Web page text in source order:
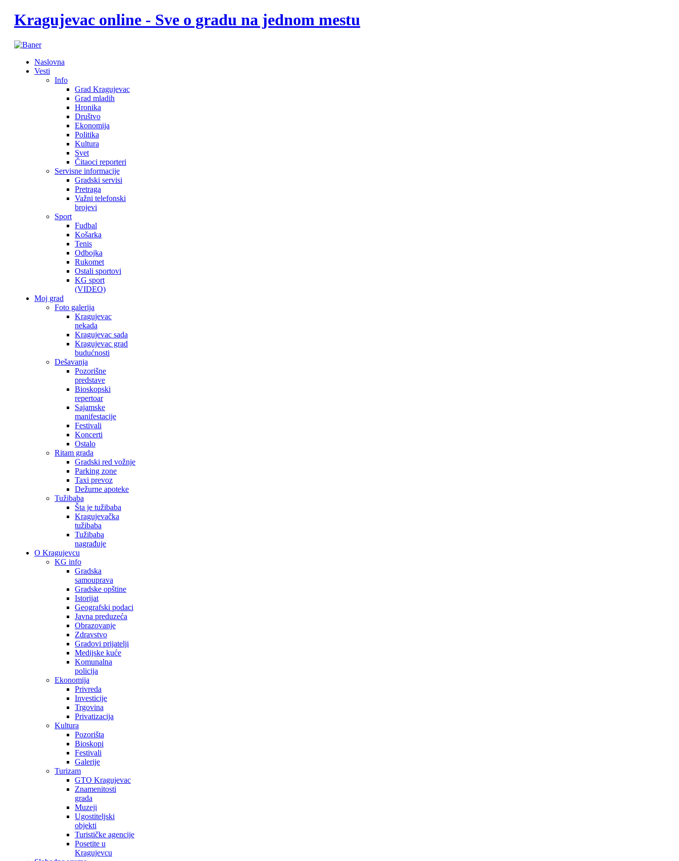
Kragujevac online - Sve o gradu na jednom mestu
Naslovna
Vesti
Info
Grad Kragujevac
Grad mladih
Hronika
Društvo
Ekonomija
Politika
Kultura
Svet
Čitaoci reporteri
Servisne informacije
Gradski servisi
Pretraga
Važni telefonski
brojevi
Sport
Fudbal
Košarka
Tenis
Odbojka
Rukomet
Ostali sportovi
KG sport
(VIDEO)
Moj grad
Foto galerija
Kragujevac
nekada
Kragujevac sada
Kragujevac grad
budućnosti
Dešavanja
Pozorišne
predstave
Bioskopski
repertoar
Sajamske
manifestacije
Festivali
Koncerti
Ostalo
Ritam grada
Gradski red vožnje
Parking zone
Taxi prevoz
Dežurne apoteke
Tužibaba
Šta je tužibaba
Kragujevačka
tužibaba
Tužibaba
nagrađuje
O Kragujevcu
KG info
Gradska
samouprava
Gradske opštine
Istorijat
Geografski podaci
Javna preduzeća
Obrazovanje
Zdravstvo
Gradovi prijatelji
Medijske kuće
Komunalna
policija
Ekonomija
Privreda
Investicije
Trgovina
Privatizacija
Kultura
Pozorišta
Bioskopi
Festivali
Galerije
Turizam
GTO Kragujevac
Znamenitosti
grada
Muzeji
Ugostiteljski
objekti
Turističke agencije
Posetite u
Kragujevcu